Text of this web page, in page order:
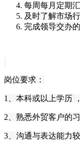
每周每月定期
及时了解市场行
完成领导交办
岗位要求：
1、本科或以上学历
2、熟悉外贸客户的
3、 沟通与表达能力较